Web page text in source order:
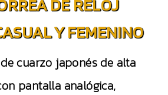
DE RELOJ
Y FEMENINO
cuarzo japonés de alta
pantalla analógica,